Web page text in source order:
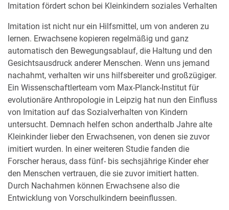
Imitation fördert schon bei Kleinkindern soziales Verhalten
Imitation ist nicht nur ein Hilfsmittel, um von anderen zu
lernen. Erwachsene kopieren regelmäßig und ganz
automatisch den Bewegungsablauf, die Haltung und den
Gesichtsausdruck anderer Menschen. Wenn uns jemand
nachahmt, verhalten wir uns hilfsbereiter und großzügiger.
Ein Wissenschaftlerteam vom Max-Planck-Institut für
evolutionäre Anthropologie in Leipzig hat nun den Einfluss
von Imitation auf das Sozialverhalten von Kindern
untersucht. Demnach helfen schon anderthalb Jahre alte
Kleinkinder lieber den Erwachsenen, von denen sie zuvor
imitiert wurden. In einer weiteren Studie fanden die
Forscher heraus, dass fünf- bis sechsjährige Kinder eher
den Menschen vertrauen, die sie zuvor imitiert hatten.
Durch Nachahmen können Erwachsene also die
Entwicklung von Vorschulkindern beeinflussen.